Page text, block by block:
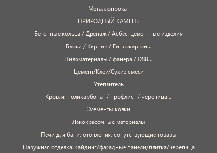
Металлопрокат
ПРИРОДНЫЙ КАМЕНЬ
Бетонные кольца / Дренаж / Асбестцементные изделия
Блоки / Кирпич / Гипсокартон...
Пиломатериалы / фанера / OSB...
Цемент/Клеи/Сухие смеси
Утеплитель
Кровля: поликарбонат / профлист / черепица...
Элементы ковки
Лакокрасочные материалы
Печи для бани, отопления, сопутствующие товары
Наружная отделка: сайдинг/фасадные панели/плитка/черепица